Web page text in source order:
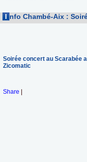
I nfo Chambé-Aix :
Soirée concert au Scarabée
Zicomatic
Share